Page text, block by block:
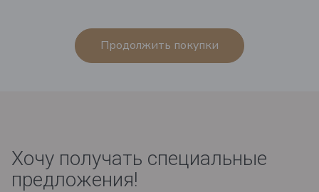
Продолжить покупки
Хочу получать специальные
предложения!